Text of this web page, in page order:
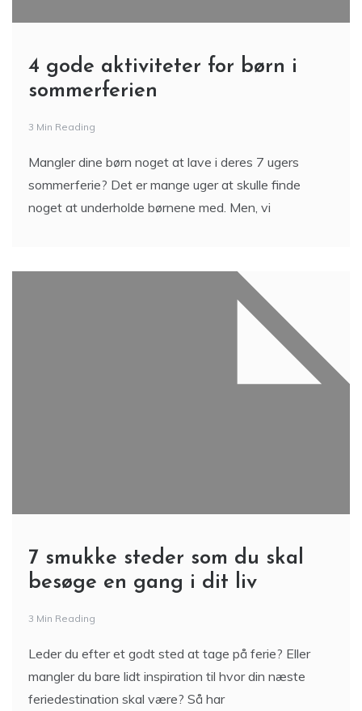
4 gode aktiviteter for børn i
sommerferien
3 Min Reading
Mangler dine børn noget at lave i deres 7 ugers
sommerferie? Det er mange uger at skulle finde
noget at underholde børnene med. Men, vi
7 smukke steder som du skal
besøge en gang i dit liv
3 Min Reading
Leder du efter et godt sted at tage på ferie? Eller
mangler du bare lidt inspiration til hvor din næste
feriedestination skal være? Så har